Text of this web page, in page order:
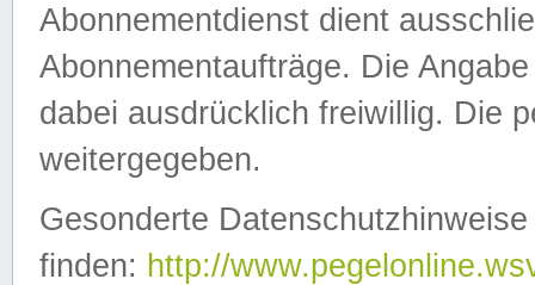
Abonnementdienst dient
Abonnementaufträge. Die
dabei ausdrücklich freiwillig. Die
weitergegeben.
Gesonderte
finden: http://